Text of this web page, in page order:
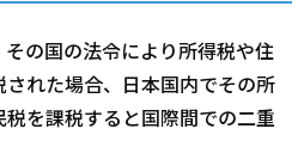
の国の法令により所得税や住
れた場合、日本国内でその所
を課税すると国際間での二重